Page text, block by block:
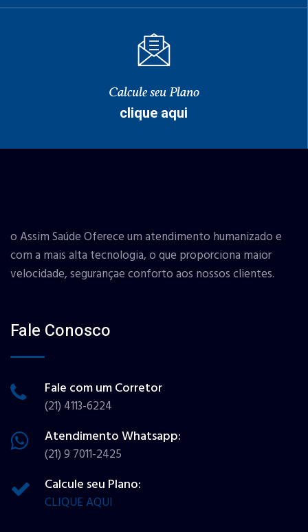
Calcule seu Plano
clique aqui
o Assim Saúde Oferece um atendimento humanizado e
com a mais alta tecnologia, o que proporciona maior
velocidade, segurançae conforto aos nossos clientes.
Fale Conosco
Fale com um Corretor
(21) 4113-6224
Atendimento Whatsapp:
(21) 9 7011-2425
Calcule seu Plano:
CLIQUE AQUI